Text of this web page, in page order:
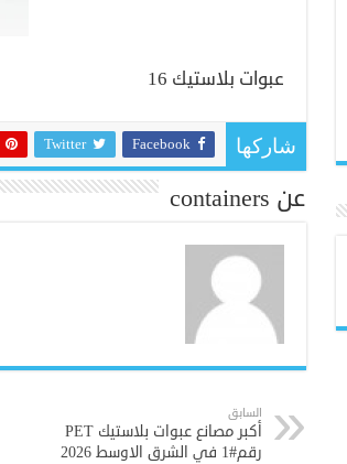
عبوات بلاستيك 16
شاركها Facebook
Twitter
عن containers
السابق
أكبر مصانع عبوات بلاستيك PET
رقم#1 في الشرق الاوسط 2026